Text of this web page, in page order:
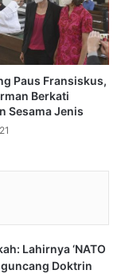
Paus Fransiskus,
Berkati
Sesama Jenis
Lahirnya ‘NATO
Doktrin